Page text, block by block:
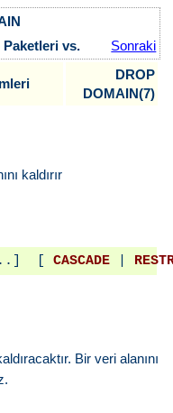
vs.
Sonraki
DROP
DOMAIN(7)
kaldırır
[ CASCADE |
Bir veri alanını